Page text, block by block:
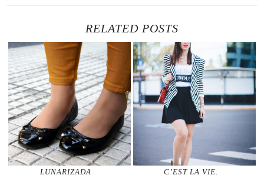
RELATED POSTS
LUNARIZADA C’EST LA VIE.